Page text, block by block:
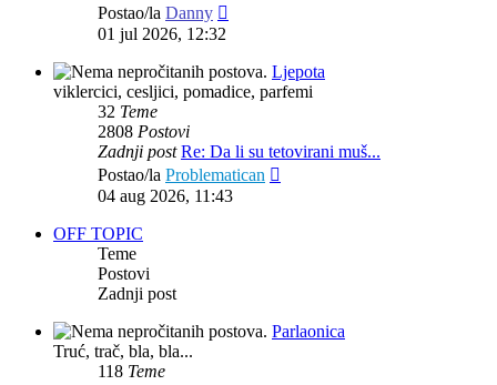
Postao/la Danny
01 jul 2026, 12:32
Ljepota
viklercici, cesljici, pomadice, parfemi
32 Teme
2808 Postovi
Zadnji post Re: Da li su tetovirani muš...
Postao/la Problematican
04 aug 2026, 11:43
OFF TOPIC
Teme
Postovi
Zadnji post
Parlaonica
Truć, trač, bla, bla...
118 Teme